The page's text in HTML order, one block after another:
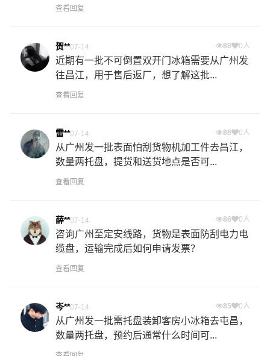
查看回复
贺**07-14 88 0人
近期有一批不可倒置双开门冰箱需要从广州发
往昌江，用于售后返厂，想了解这批...
查看回复
雷**07-14 86 0人
从广州发一批表面怕刮货物机加工件去昌江，
数量两托盘，提货和送货地点是否可...
查看回复
薛**07-14 86 0人
咨询广州至定安线路，货物是表面防刮电力电
缆盘，运输完成后如何申请发票？
查看回复
岑**07-14 85 0人
从广州发一批需托盘装卸客房小冰箱去屯昌，
数量两托盘，预约后通常什么时间可...